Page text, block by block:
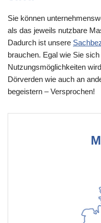
Sie können
als das jeweils nutzbare
Dadurch ist unsere
brauchen. Egal wie Sie
Nutzungsmöglichkeiten
Dörverden wie auch an
begeistern – Versprochen!